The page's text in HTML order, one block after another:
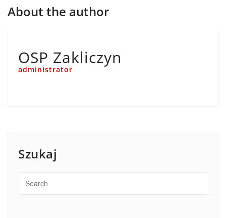
About the author
OSP Zakliczyn
administrator
Szukaj